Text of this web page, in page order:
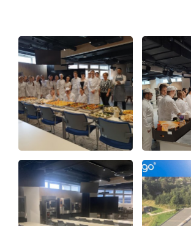
Video a audio
Virtuální prohlídka
Kontakty